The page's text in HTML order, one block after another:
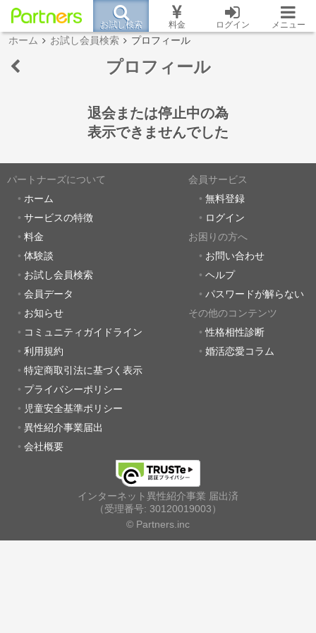
お試し検索 料金 ログイン メニュー
ホーム お試し会員検索 プロフィール
プロフィール
退会または停止中の為
表示できませんでした
パートナーズについて
ホーム
サービスの特徴
料金
体験談
お試し会員検索
会員データ
お知らせ
コミュニティガイドライン
利用規約
特定商取引法に基づく表示
プライバシーポリシー
児童安全基準ポリシー
異性紹介事業届出
会社概要
会員サービス
無料登録
ログイン
お困りの方へ
お問い合わせ
ヘルプ
パスワードが解らない
その他のコンテンツ
性格相性診断
婚活恋愛コラム
インターネット異性紹介事業 届出済
（受理番号: 30120019003）
© Partners.inc